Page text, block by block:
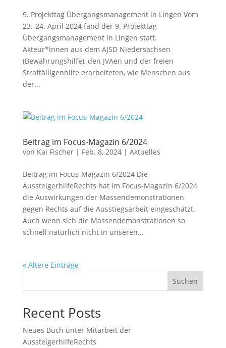
9. Projekttag Übergangsmanagement in Lingen Vom
23.-24. April 2024 fand der 9. Projekttag
Übergangsmanagement in Lingen statt.
Akteur*innen aus dem AJSD Niedersachsen
(Bewährungshilfe), den JVAen und der freien
Straffälligenhilfe erarbeiteten, wie Menschen aus
der...
Beitrag im Focus-Magazin 6/2024
von Kai Fischer| Feb. 8, 2024| Aktuelles
Beitrag im Focus-Magazin 6/2024 Die
AussteigerhilfeRechts hat im Focus-Magazin 6/2024
die Auswirkungen der Massendemonstrationen
gegen Rechts auf die Ausstiegsarbeit eingeschätzt.
Auch wenn sich die Massendemonstrationen so
schnell natürlich nicht in unseren...
« Ältere Einträge
Suchen
Recent Posts
Neues Buch unter Mitarbeit der
AussteigerhilfeRechts